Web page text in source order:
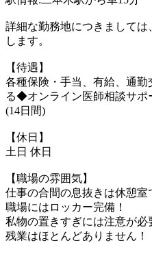
詳細な勤務地につきまして
します。
【待遇】
各種保険・手当、有給、通
る◆オンライン医師相談サポ
(14日間)
【休日】
土日 休日
【職場の雰囲気】
仕事の合間の息抜きは休憩室
職場にはロッカー完備！
私物の置きすぎには注意が
残業はほとんどありません！